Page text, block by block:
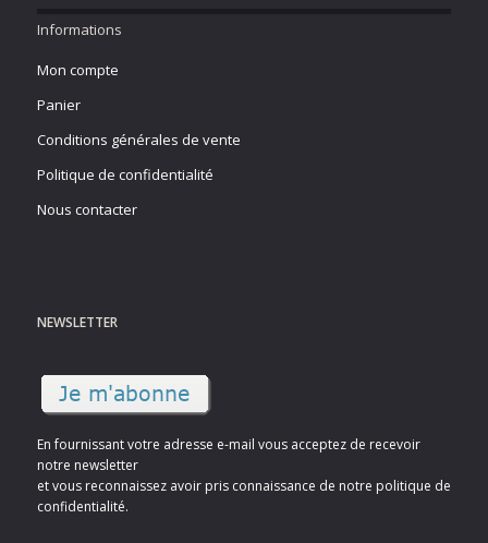
Informations
Mon compte
Panier
Conditions générales de vente
Politique de confidentialité
Nous contacter
NEWSLETTER
En fournissant votre adresse e-mail vous acceptez de recevoir
notre newsletter
et vous reconnaissez avoir pris connaissance de notre politique de
confidentialité.